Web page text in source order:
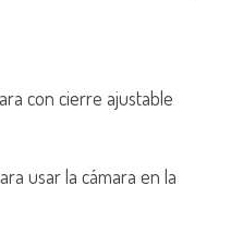
con cierre ajustable
usar la cámara en la